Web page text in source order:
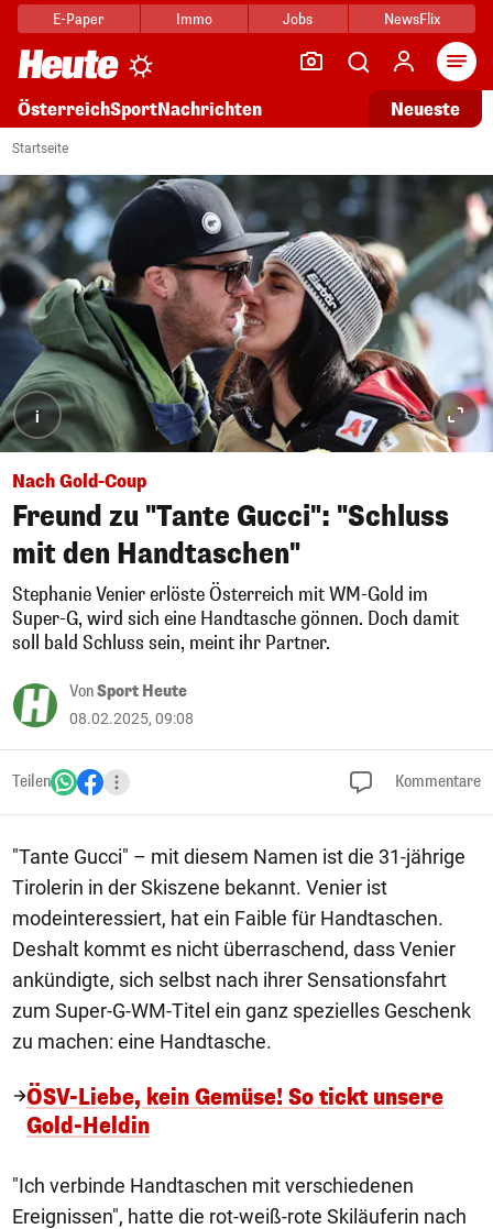
E-Paper Immo Jobs NewsFlix
ÖsterreichSportNachrichten Neueste
Startseite
i
Nach Gold-Coup
Freund zu "Tante Gucci": "Schluss
mit den Handtaschen"
Stephanie Venier erlöste Österreich mit WM-Gold im
Super-G, wird sich eine Handtasche gönnen. Doch damit
soll bald Schluss sein, meint ihr Partner.
VonSport Heute
08.02.2025, 09:08
Teilen Kommentare
"Tante Gucci" – mit diesem Namen ist die 31-jährige
Tirolerin in der Skiszene bekannt. Venier ist
modeinteressiert, hat ein Faible für Handtaschen.
Deshalt kommt es nicht überraschend, dass Venier
ankündigte, sich selbst nach ihrer Sensationsfahrt
zum Super-G-WM-Titel ein ganz spezielles Geschenk
zu machen: eine Handtasche.
ÖSV-Liebe, kein Gemüse! So tickt unsere
Gold-Heldin
"Ich verbinde Handtaschen mit verschiedenen
Ereignissen", hatte die rot-weiß-rote Skiläuferin nach